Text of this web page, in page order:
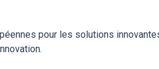
pour les solutions